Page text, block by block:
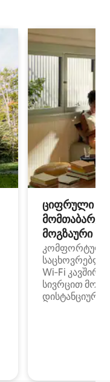
ციფრული
მოგზაური
კომფორტული
Wi‑Fi
სივრცით
დისტანციური